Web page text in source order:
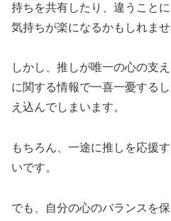
持ちを共有したり、違うこと
気持ちが楽になるかもしれませ
しかし、推しが唯一の心の支
に関する情報で一喜一憂する
え込んでしまいます。
もちろん、一途に推しを応援
いです。
でも、自分の心のバランスを